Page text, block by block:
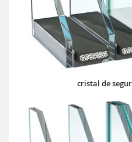
cristal de